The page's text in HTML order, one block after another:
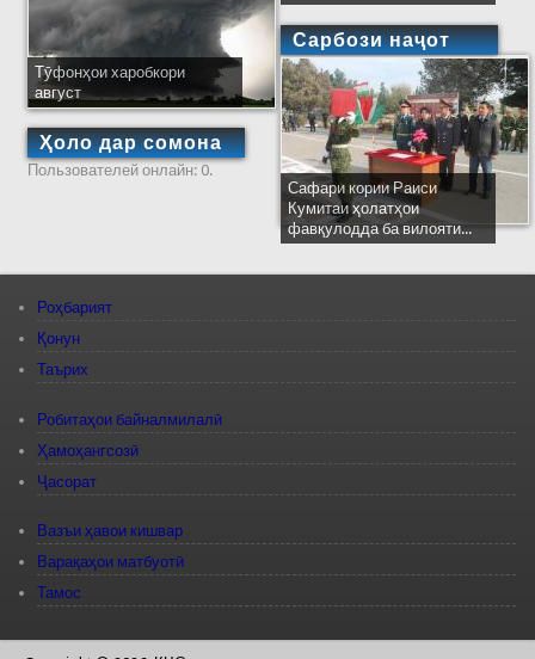
Тӯфонҳои харобкори
август
Ҳоло дар сомона
Пользователей онлайн: 0.
Сарбози наҷот
Сафари кории Раиси
Кумитаи ҳолатҳои
фавқулодда ба вилояти...
Роҳбарият
Қонун
Таърих
Робитаҳои байналмилалӣ
Ҳамоҳангсозӣ
Ҷасорат
Вазъи ҳавои кишвар
Варақаҳои матбуотӣ
Тамос